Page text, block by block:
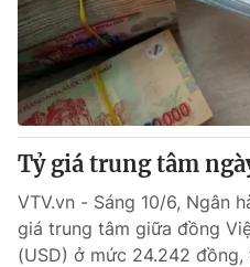
Tỷ giá trung tâm
VTV.vn - Sáng 10/6, Ngân
giá trung tâm giữa đồng
(USD) ở mức 24.242